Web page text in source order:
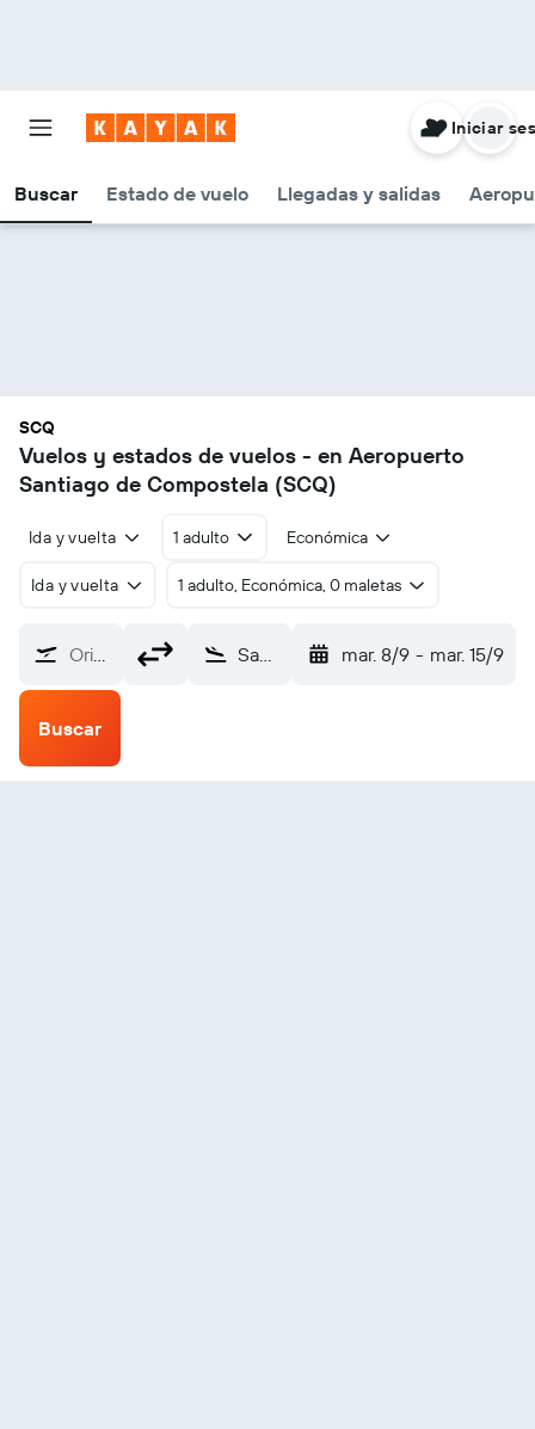
Buscar Estado de vuelo Llegadas y salidas
Iniciar
SCQ
Vuelos y estados de vuelos - en Aeropuerto
Santiago de Compostela (SCQ)
Ida y vuelta 1 adulto Económica
Ida y vuelta 1 adulto, Económica, 0 maletas
Origen Santiago de Compostela (SCQ) mar. 8/9 - mar. 15/9
Buscar